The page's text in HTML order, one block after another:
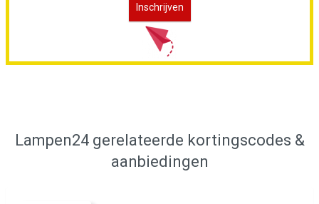
Lampen24 gerelateerde kortingscodes &
aanbiedingen